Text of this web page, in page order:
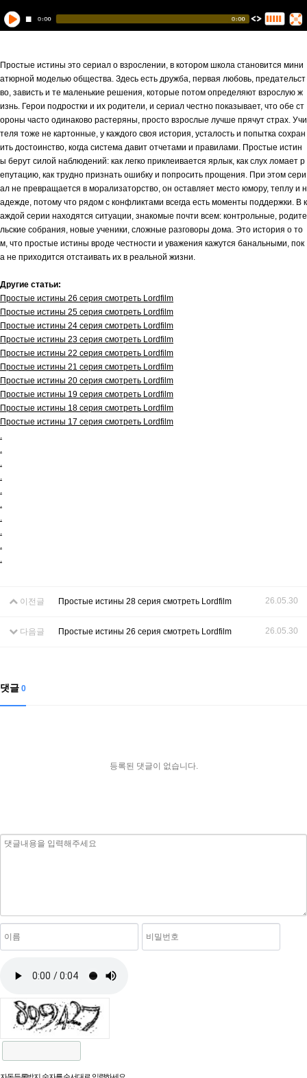
Простые истины это сериал о взрослении, в котором школа становится мини
атюрной моделью общества. Здесь есть дружба, первая любовь, предательст
во, зависть и те маленькие решения, которые потом определяют взрослую ж
изнь. Герои подростки и их родители, и сериал честно показывает, что обе ст
ороны часто одинаково растеряны, просто взрослые лучше прячут страх. Учи
теля тоже не картонные, у каждого своя история, усталость и попытка сохран
ить достоинство, когда система давит отчетами и правилами. Простые истин
ы берут силой наблюдений: как легко приклеивается ярлык, как слух ломает р
епутацию, как трудно признать ошибку и попросить прощения. При этом сери
ал не превращается в морализаторство, он оставляет место юмору, теплу и н
адежде, потому что рядом с конфликтами всегда есть моменты поддержки. В к
аждой серии находятся ситуации, знакомые почти всем: контрольные, родите
льские собрания, новые ученики, сложные разговоры дома. Это история о то
м, что простые истины вроде честности и уважения кажутся банальными, пок
а не приходится отстаивать их в реальной жизни.
Другие статьи:
Простые истины 26 серия смотреть Lordfilm
Простые истины 25 серия смотреть Lordfilm
Простые истины 24 серия смотреть Lordfilm
Простые истины 23 серия смотреть Lordfilm
Простые истины 22 серия смотреть Lordfilm
Простые истины 21 серия смотреть Lordfilm
Простые истины 20 серия смотреть Lordfilm
Простые истины 19 серия смотреть Lordfilm
Простые истины 18 серия смотреть Lordfilm
Простые истины 17 серия смотреть Lordfilm
이전글 Простые истины 28 серия смотреть Lordfilm 26.05.30
다음글 Простые истины 26 серия смотреть Lordfilm 26.05.30
댓글 0
등록된 댓글이 없습니다.
자동등록방지 숫자를 순서대로 입력하세요.